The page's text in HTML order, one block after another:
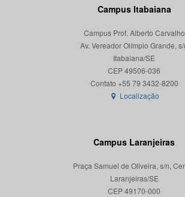
Campus Itabaiana
Campus Prof. Alberto Carvalho
Av. Vereador Olímpio Grande, s/
Itabaiana/SE
CEP 49506-036
Localização
Campus Laranjeiras
Praça Samuel de Oliveira, s/n,
Laranjeiras/SE
CEP 49170-000